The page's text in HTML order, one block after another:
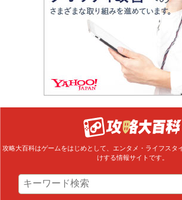
攻略大百科はゲームをはじめとして、エンタメ・ライフスタ
けする情報サイトです。